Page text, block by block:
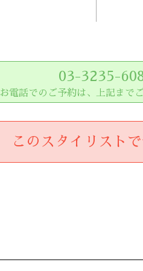
03-3235-
お電話でのご予約は、上記まで
この スタイリスト